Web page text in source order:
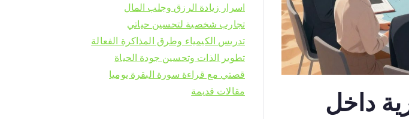
داخل
اسرار زيادة الرزق وجلب المال
تجارب شخصية لتحسين حياتي
تدريس الكيمياء وطرق المذاكرة الفعالة
تطوير الذات وتحسين جودة الحياة
قصتي مع قراءة سورة البقرة يوميا
مقالات قديمة